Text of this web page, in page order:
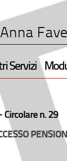
Servizi
Circolare n. 29